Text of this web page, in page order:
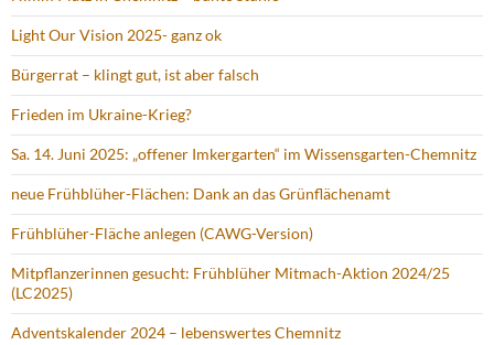
Light Our Vision 2025- ganz ok
Bürgerrat – klingt gut, ist aber falsch
Frieden im Ukraine-Krieg?
Sa. 14. Juni 2025: „offener Imkergarten“ im Wissensgarten-Chemnitz
neue Frühblüher-Flächen: Dank an das Grünflächenamt
Frühblüher-Fläche anlegen (CAWG-Version)
Mitpflanzerinnen gesucht: Frühblüher Mitmach-Aktion 2024/25
(LC2025)
Adventskalender 2024 – lebenswertes Chemnitz